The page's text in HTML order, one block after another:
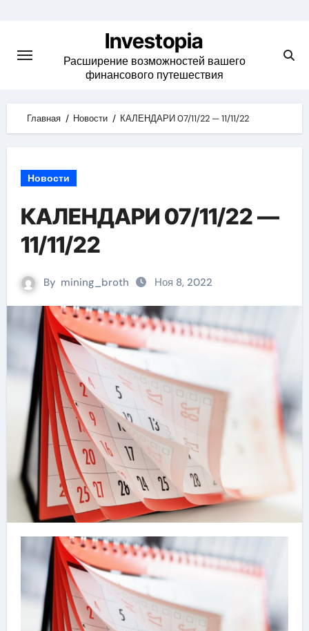
content
Investopia
Расширение возможностей вашего
финансового путешествия
Главная Новости КАЛЕНДАРИ 07/11/22 — 11/11/22
Новости
КАЛЕНДАРИ 07/11/22 —
11/11/22
By mining_broth Ноя 8, 2022